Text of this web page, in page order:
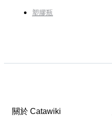
塑膠瓶
關於 Catawiki